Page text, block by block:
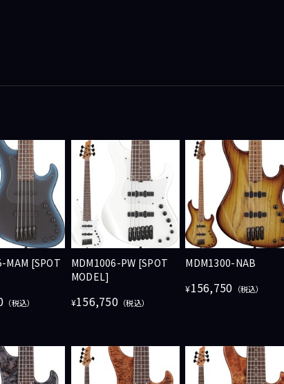
MAM [SPOT
（税込）
MDM1006-PW [SPOT
MODEL]
¥156,750 （税込）
MDM1300-NAB
¥156,750 （税込）